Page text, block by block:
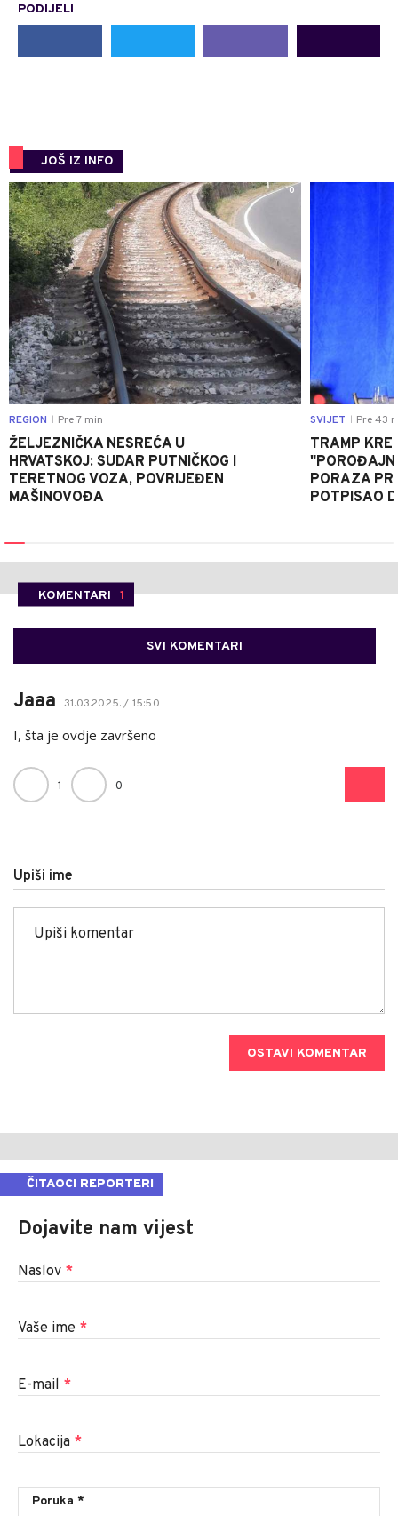
PODIJELI
JOŠ IZ INFO
0
REGION Pre 7 min
ŽELJEZNIČKA NESREĆA U
HRVATSKOJ: SUDAR PUTNIČKOG I
TERETNOG VOZA, POVRIJEĐEN
MAŠINOVOĐA
SVIJET Pre 43
TRAMP
PORAZA
POTPISAO
KOMENTARI 1
SVI KOMENTARI
Jaaa 31.03.2025. / 15:50
I, šta je ovdje završeno
1 0
Upiši ime
OSTAVI KOMENTAR
ČITAOCI REPORTERI
Dojavite nam vijest
Naslov *
Vaše ime *
E-mail *
Lokacija *